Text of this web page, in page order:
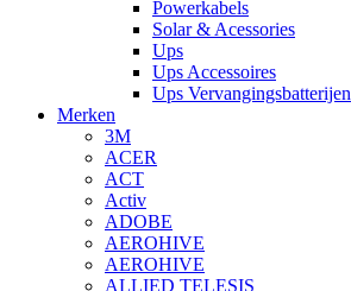
Powerkabels
Solar & Acessories
Ups
Ups Accessoires
Ups Vervangingsbatterijen
Merken
3M
ACER
ACT
Activ
ADOBE
AEROHIVE
AEROHIVE
ALLIED TELESIS